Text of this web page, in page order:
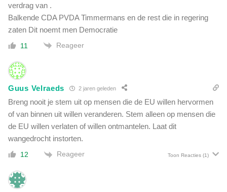
verdrag van .
Balkende CDA PVDA Timmermans en de rest die in regering
zaten Dit noemt men Democratie
11 Reageer
Guus Velraeds 2 jaren geleden
Breng nooit je stem uit op mensen die de EU willen hervormen
of van binnen uit willen veranderen. Stem alleen op mensen die
de EU willen verlaten of willen ontmantelen. Laat dit
wangedrocht instorten.
12 Reageer Toon Reacties (1)